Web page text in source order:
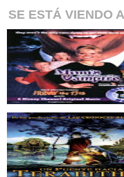
SE ESTÁ VIENDO